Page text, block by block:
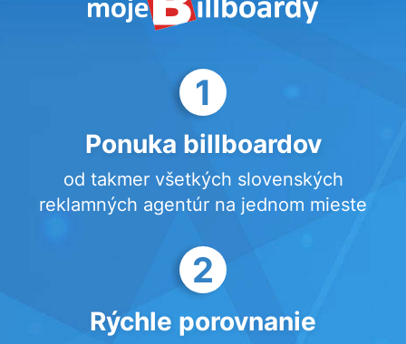
1
Ponuka billboardov
od takmer všetkých slovenských
reklamných agentúr na jednom mieste
2
Rýchle porovnanie